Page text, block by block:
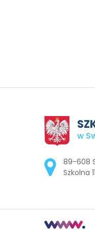
w
Adres
89-608
Szkolna 11